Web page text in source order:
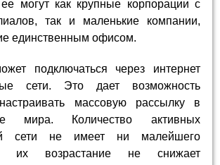
ее могут как крупные корпорации с
так и маленькие компании,
единственным офисом.
подключаться через интернет
сети. Это дает возможность
массовую рассылку в
мира. Количество активных
сети не имеет ни малейшего
их возрастание не снижает